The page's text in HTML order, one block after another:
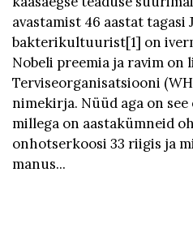
avastamist 46 aastat tagasi
bakterikultuurist[1] on
Nobeli preemia ja ravim on
Terviseorganisatsiooni
nimekirja. Nüüd aga on
millega on aastakümneid
onhotserkoosi 33 riigis ja
manus...